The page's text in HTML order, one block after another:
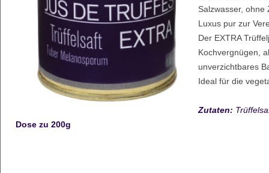
Salzwasser,
Luxus pur zur
Der EXTRA
Kochvergnügen,
unverzichtbares
Ideal für die
Zutaten:
Dose zu 200g